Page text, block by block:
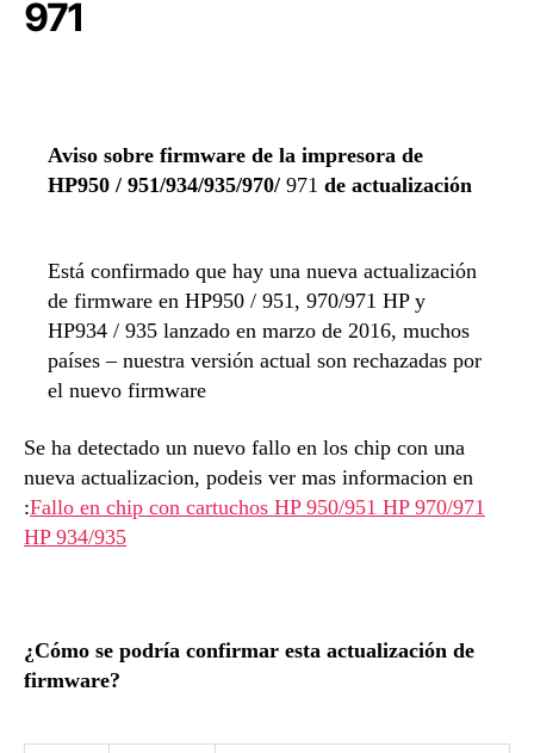
971
Aviso sobre firmware de la impresora de
HP950 / 951/934/935/970/ 971 de actualización
Está confirmado que hay una nueva actualización
de firmware en HP950 / 951, 970/971 HP y
HP934 / 935 lanzado en marzo de 2016, muchos
países – nuestra versión actual son rechazadas por
el nuevo firmware
Se ha detectado un nuevo fallo en los chip con una
nueva actualizacion, podeis ver mas informacion en
:Fallo en chip con cartuchos HP 950/951 HP 970/971
HP 934/935
¿Cómo se podría confirmar esta actualización de
firmware?